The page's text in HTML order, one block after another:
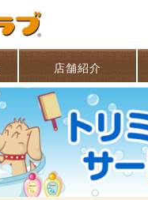
店舗紹介